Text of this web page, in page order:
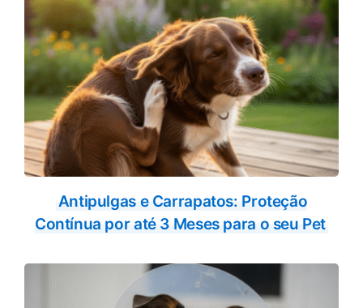
Antipulgas e Carrapatos: Proteção
Contínua por até 3 Meses para o seu Pet